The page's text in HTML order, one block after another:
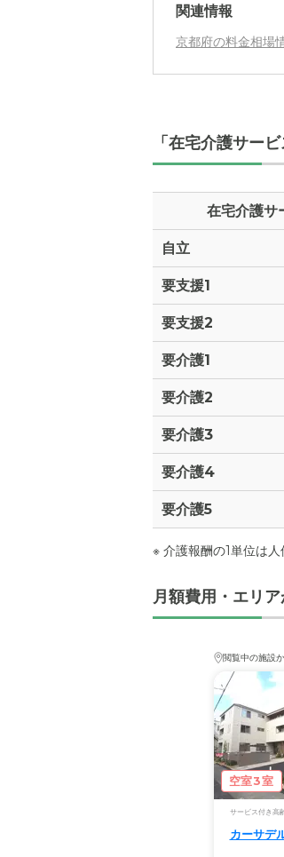
関連情報
京都府の料金相場
「在宅介護サー
在宅介護サ
自立
要支援1
要支援2
要介護1
要介護2
要介護3
要介護4
要介護5
※ 介護報酬の1単位は人
月額費用・エリ
閲覧中の施設
空室3室
サービス付き高
カーサデ